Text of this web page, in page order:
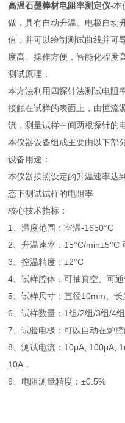
高温石墨棒材电阻率测定仪-本
做，具有自动升温、电极自动
值，并可以绘制测试曲线并可
度高、操作方便，智能化程度
测试原理：
本方法利用四探针法测试电阻
接触在试样的表面上，由恒流
流，测量试样中间两根探针的
本仪器设备组成主要由以下部
设备用途：
本仪器按照设定的升温速率达
态下测试试样的电阻率
核心技术指标：
1、温度范围：室温-1650°C
2、升温速率：15°C/min±5°C
3、控温精度：±2°C
4、试样腔体：可抽真空、可
5、试样尺寸：直径10mm、长
6、试样数量：1组/2组/3组/4组
7、试验电极：可以自动在炉
8、测试电流：10μA, 100μA,
10A．
9、电阻测量精度：±0.5%